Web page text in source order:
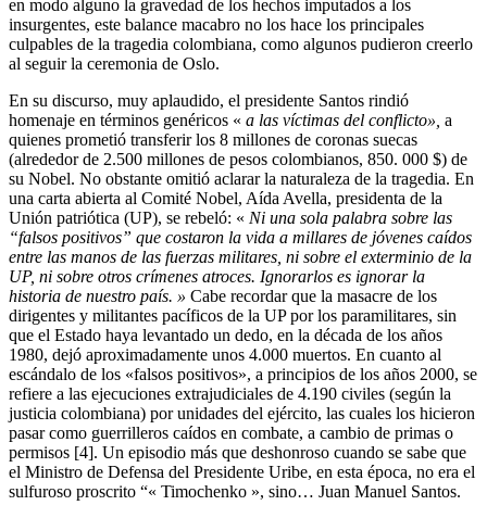
en modo alguno la gravedad de los hechos imputados a los
insurgentes, este balance macabro no los hace los principales
culpables de la tragedia colombiana, como algunos pudieron creerlo
al seguir la ceremonia de Oslo.
En su discurso, muy aplaudido, el presidente Santos rindió
homenaje en términos genéricos « a las víctimas del conflicto», a
quienes prometió transferir los 8 millones de coronas suecas
(alrededor de 2.500 millones de pesos colombianos, 850. 000 $) de
su Nobel. No obstante omitió aclarar la naturaleza de la tragedia. En
una carta abierta al Comité Nobel, Aída Avella, presidenta de la
Unión patriótica (UP), se rebeló: « Ni una sola palabra sobre las
“falsos positivos” que costaron la vida a millares de jóvenes caídos
entre las manos de las fuerzas militares, ni sobre el exterminio de la
UP, ni sobre otros crímenes atroces. Ignorarlos es ignorar la
historia de nuestro país. » Cabe recordar que la masacre de los
dirigentes y militantes pacíficos de la UP por los paramilitares, sin
que el Estado haya levantado un dedo, en la década de los años
1980, dejó aproximadamente unos 4.000 muertos. En cuanto al
escándalo de los «falsos positivos», a principios de los años 2000, se
refiere a las ejecuciones extrajudiciales de 4.190 civiles (según la
justicia colombiana) por unidades del ejército, las cuales los hicieron
pasar como guerrilleros caídos en combate, a cambio de primas o
permisos [4]. Un episodio más que deshonroso cuando se sabe que
el Ministro de Defensa del Presidente Uribe, en esta época, no era el
sulfuroso proscrito “« Timochenko », sino… Juan Manuel Santos.